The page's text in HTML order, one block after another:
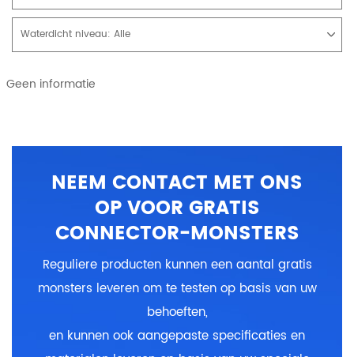
Waterdicht niveau: Alle
Geen informatie
NEEM CONTACT MET ONS
OP VOOR GRATIS
CONNECTOR-MONSTERS
Reguliere producten kunnen een aantal gratis
monsters leveren om te testen op basis van uw
behoeften,
en kunnen ook aangepaste specificaties en